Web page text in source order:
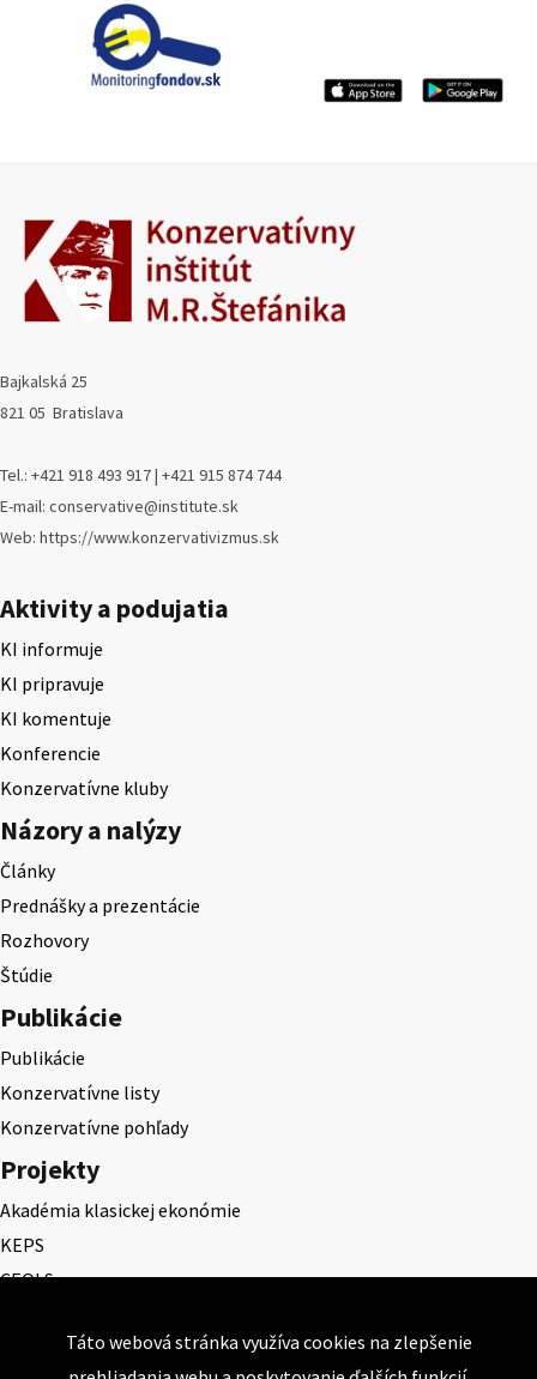
Bajkalská 25
821 05 Bratislava
Tel.: +421 918 493 917 | +421 915 874 744
E-mail: conservative@institute.sk
Web: https://www.konzervativizmus.sk
Aktivity a podujatia
KI informuje
KI pripravuje
KI komentuje
Konferencie
Konzervatívne kluby
Názory a nalýzy
Články
Prednášky a prezentácie
Rozhovory
Štúdie
Publikácie
Publikácie
Konzervatívne listy
Konzervatívne pohľady
Projekty
Akadémia klasickej ekonómie
KEPS
CEQLS
Cena Ernesta Valka
Táto webová stránka využíva cookies na zlepšenie